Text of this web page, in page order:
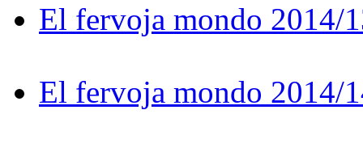
El fervoja mondo 2014/
El fervoja mondo 2014/